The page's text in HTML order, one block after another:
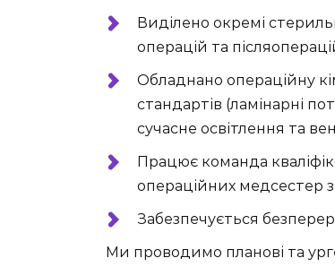
Виділено окремі
операцій та
Обладнано операційну
стандартів (ламінарні
сучасне освітлення та
Працює команда
операційних медсестер
Забезпечується
Ми проводимо планові та